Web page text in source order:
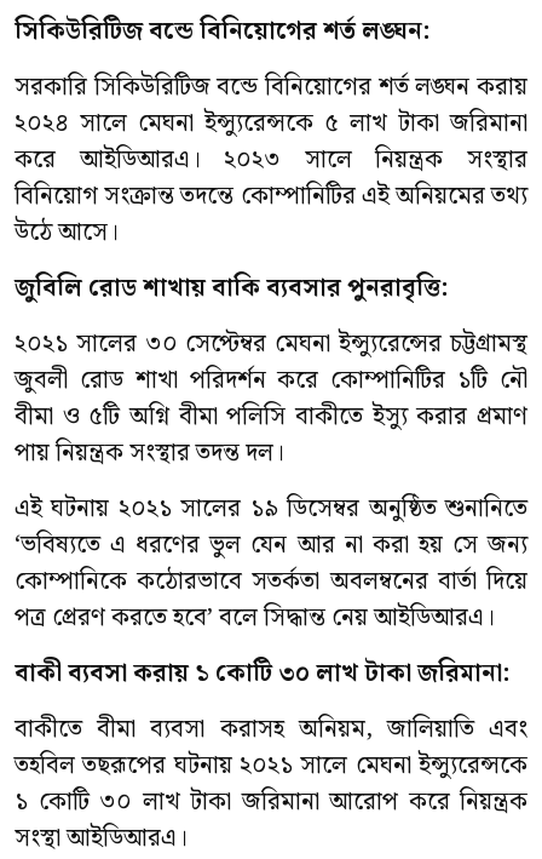
সিকিউরিটিজ বন্ডে বিনিয়োগের শর্ত লঙ্ঘন:
সরকারি সিকিউরিটিজ বন্ডে বিনিয়োগের শর্ত লঙ্ঘন করায়
২০২৪ সালে মেঘনা ইন্স্যুরেন্সকে ৫ লাখ টাকা জরিমানা
করে আইডিআরএ। ২০২৩ সালে নিয়ন্ত্রক সংস্থার
বিনিয়োগ সংক্রান্ত তদন্তে কোম্পানিটির এই অনিয়মের তথ্য
উঠে আসে।
জুবিলি রোড শাখায় বাকি ব্যবসার পুনরাবৃত্তি:
২০২১ সালের ৩০ সেপ্টেম্বর মেঘনা ইন্স্যুরেন্সের চট্টগ্রামস্থ
জুবলী রোড শাখা পরিদর্শন করে কোম্পানিটির ১টি নৌ
বীমা ও ৫টি অগ্নি বীমা পলিসি বাকীতে ইস্যু করার প্রমাণ
পায় নিয়ন্ত্রক সংস্থার তদন্ত দল।
এই ঘটনায় ২০২১ সালের ১৯ ডিসেম্বর অনুষ্ঠিত শুনানিতে
‘ভবিষ্যতে এ ধরণের ভুল যেন আর না করা হয় সে জন্য
কোম্পানিকে কঠোরভাবে সতর্কতা অবলম্বনের বার্তা দিয়ে
পত্র প্রেরণ করতে হবে’ বলে সিদ্ধান্ত নেয় আইডিআরএ।
বাকী ব্যবসা করায় ১ কোটি ৩০ লাখ টাকা জরিমানা:
বাকীতে বীমা ব্যবসা করাসহ অনিয়ম, জালিয়াতি এবং
তহবিল তছরূপের ঘটনায় ২০২১ সালে মেঘনা ইন্স্যুরেন্সকে
১ কোটি ৩০ লাখ টাকা জরিমানা আরোপ করে নিয়ন্ত্রক
সংস্থা আইডিআরএ।